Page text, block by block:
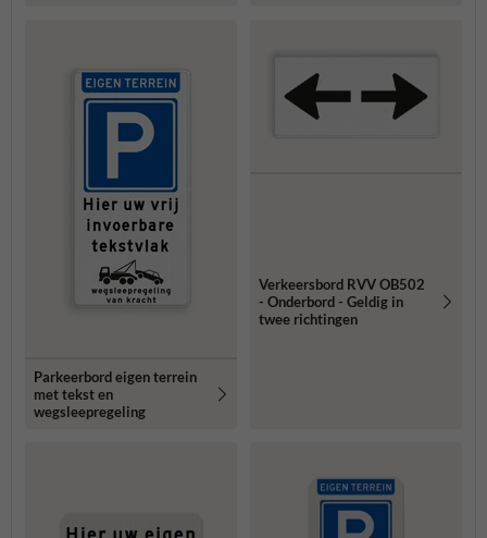
Parkeerbord eigen terrein
met tekst en
wegsleepregeling
Verkeersbord RVV OB502
- Onderbord - Geldig in
twee richtingen